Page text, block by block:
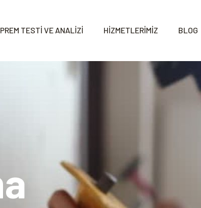
TESTİ VE ANALİZİ HİZMETLERİMİZ BLOG